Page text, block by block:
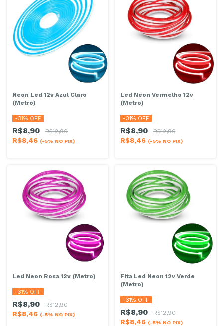
Neon Led 12v Azul Claro
(Metro)
-31% OFF
R$8,90 R$12,90
R$8,46 (-5% NO PIX)
Led Neon Vermelho 12v
(Metro)
-31% OFF
R$8,90 R$12,90
R$8,46 (-5% NO PIX)
Led Neon Rosa 12v (Metro)
-31% OFF
R$8,90 R$12,90
R$8,46 (-5% NO PIX)
Fita Led Neon 12v Verde
(Metro)
-31% OFF
R$8,90 R$12,90
R$8,46 (-5% NO PIX)